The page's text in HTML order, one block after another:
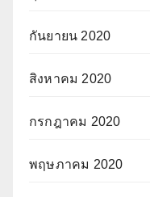
กันยายน 2020
สิงหาคม 2020
กรกฎาคม 2020
พฤษภาคม 2020